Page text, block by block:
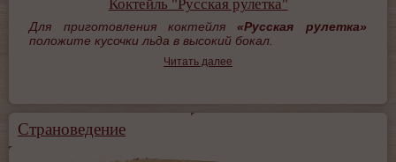
Коктейль "Русская рулетка"
Для приготовления коктейля«Русская рулетка»
положите кусочки льда в высокий бокал.
Читать далее
Страноведение